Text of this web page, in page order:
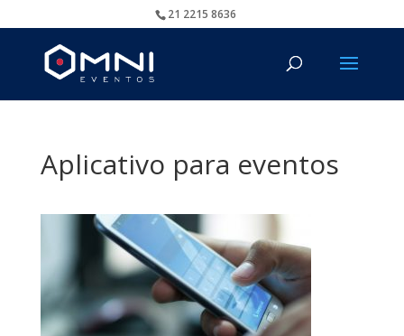
21 2215 8636
Aplicativo para eventos